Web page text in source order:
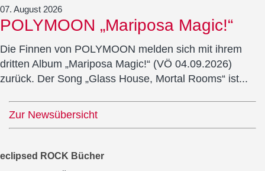
07. August 2026
POLYMOON „Mariposa Magic!“
Die Finnen von POLYMOON melden sich mit ihrem
dritten Album „Mariposa Magic!“ (VÖ 04.09.2026)
zurück. Der Song „Glass House, Mortal Rooms“ ist...
Zur Newsübersicht
eclipsed ROCK Bücher